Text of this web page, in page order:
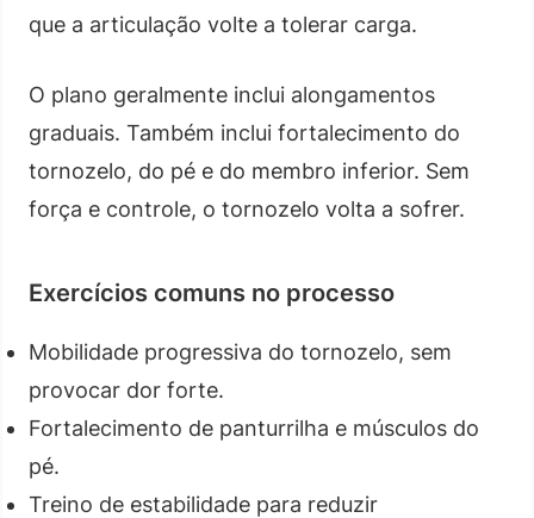
que a articulação volte a tolerar carga.
O plano geralmente inclui alongamentos
graduais. Também inclui fortalecimento do
tornozelo, do pé e do membro inferior. Sem
força e controle, o tornozelo volta a sofrer.
Exercícios comuns no processo
Mobilidade progressiva do tornozelo, sem
provocar dor forte.
Fortalecimento de panturrilha e músculos do
pé.
Treino de estabilidade para reduzir